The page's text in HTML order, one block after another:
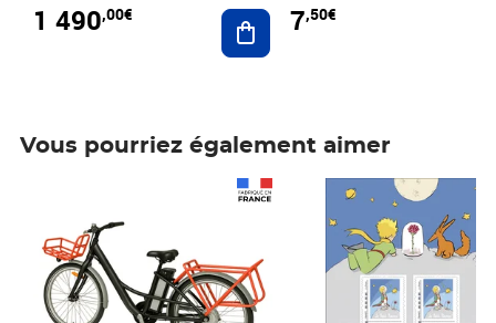
1 490,00€ Ajouter au panier
7,50€
Vous pourriez également aimer
Prix 7,50€